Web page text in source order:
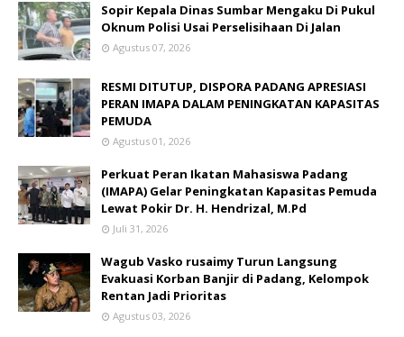
Sopir Kepala Dinas Sumbar Mengaku Di Pukul
Oknum Polisi Usai Perselisihaan Di Jalan
Agustus 07, 2026
RESMI DITUTUP, DISPORA PADANG APRESIASI
PERAN IMAPA DALAM PENINGKATAN KAPASITAS
PEMUDA
Agustus 01, 2026
Perkuat Peran Ikatan Mahasiswa Padang
(IMAPA) Gelar Peningkatan Kapasitas Pemuda
Lewat Pokir Dr. H. Hendrizal, M.Pd
Juli 31, 2026
Wagub Vasko rusaimy Turun Langsung
Evakuasi Korban Banjir di Padang, Kelompok
Rentan Jadi Prioritas
Agustus 03, 2026